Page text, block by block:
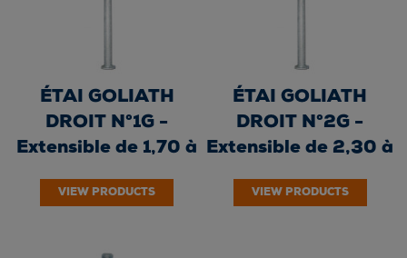
ÉTAI GOLIATH
DROIT N°1G -
Extensible de 1,70 à
VIEW PRODUCTS
ÉTAI GOLIATH
DROIT N°2G -
Extensible de 2,30 à
à...
VIEW PRODUCTS